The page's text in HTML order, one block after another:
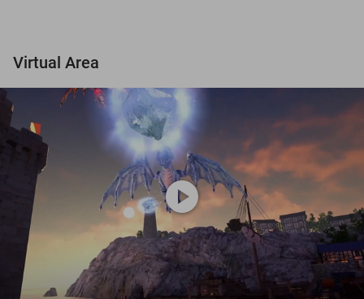
Virtual Area
play_circle